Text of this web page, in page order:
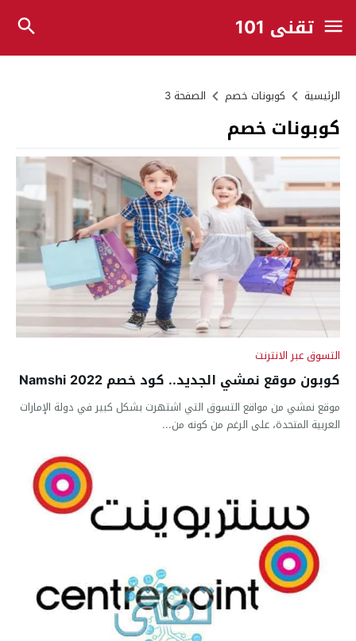
تقني 101
الرئيسية كوبونات خصم الصفحة 3
كوبونات خصم
التسوق عبر الانترنت
كوبون موقع نمشي الجديد.. كود خصم Namshi 2022
موقع نمشي من مواقع التسوق التي اشتهرت بشكل كبير في دولة الإمارات
العربية المتحدة، على الرغم من كونه من...